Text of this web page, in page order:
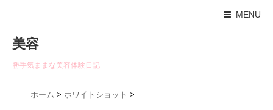
MENU
美容
勝手気ままな美容体験日記
ホーム > ホワイトショット >